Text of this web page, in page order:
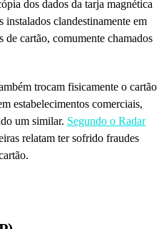
dos dados da tarja magnética
clandestinamente em
cartão, comumente chamados
trocam fisicamente o cartão
estabelecimentos comerciais,
um similar. Segundo o Radar
relatam ter sofrido fraudes